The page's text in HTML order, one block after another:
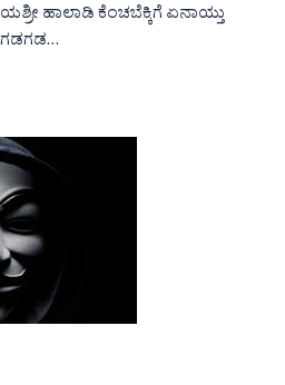
ಹಾಲಾಡಿ ಕೆಂಚಬೆಕ್ಕಿಗೆ ಏನಾಯ್ತು
ಗಡಗಡ…